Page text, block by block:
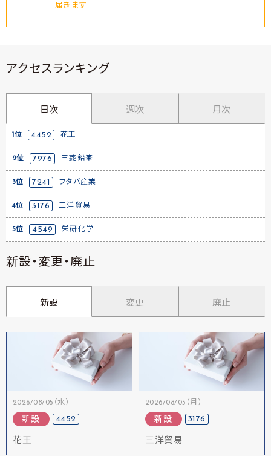
届きます
アクセスランキング
日次 週次 月次
1位 4452 花王
2位 7976 三菱鉛筆
3位 7241 フタバ産業
4位 3176 三洋貿易
5位 4549 栄研化学
新設・変更・廃止
新設 変更 廃止
2026/08/05（水）
新設 4452
花王
2026/08/03（月）
新設 3176
三洋貿易